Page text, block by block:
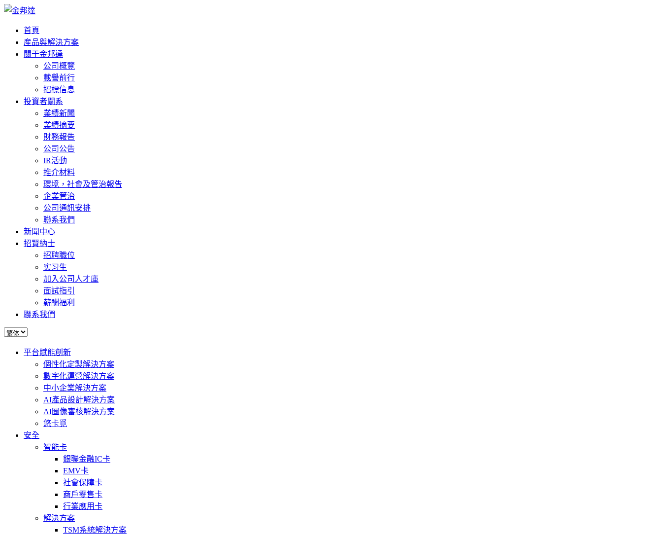
首頁
産品與解決方案
關于金邦達
公司概覽
載譽前行
招標信息
投資者關系
業績新聞
業績摘要
財務報告
公司公告
IR活動
推介材料
環境，社會及管治報告
企業管治
公司通訊安排
聯系我們
新聞中心
招賢納士
招聘職位
实习生
加入公司人才庫
面試指引
薪酬福利
聯系我們
平台賦能創新
個性化定製解決方案
數字化運營解決方案
中小企業解決方案
AI產品設計解決方案
AI圖像審核解決方案
悠卡覓
安全
智能卡
銀聯金融IC卡
EMV卡
社會保障卡
商戶零售卡
行業應用卡
解決方案
TSM系統解決方案